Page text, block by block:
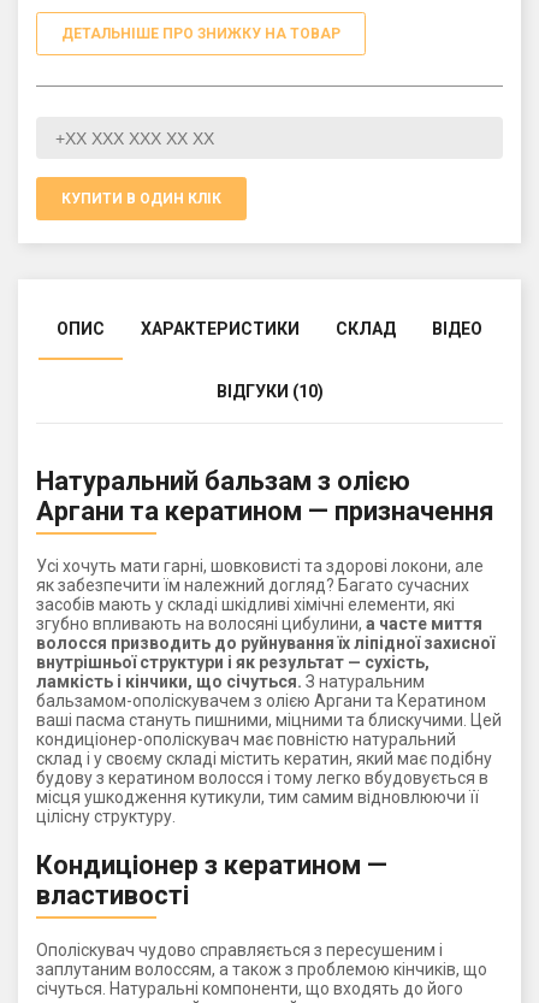
ДЕТАЛЬНІШЕ ПРО ЗНИЖКУ НА ТОВАР
КУПИТИ В ОДИН КЛІК
ОПИС ХАРАКТЕРИСТИКИ СКЛАД ВІДЕО
ВІДГУКИ (10)
Натуральний бальзам з олією
Аргани та кератином — призначення
Усі хочуть мати гарні, шовковисті та здорові локони, але
як забезпечити їм належний догляд? Багато сучасних
засобів мають у складі шкідливі хімічні елементи, які
згубно впливають на волосяні цибулини, а часте миття
волосся призводить до руйнування їх ліпідної захисної
внутрішньої структури і як результат — сухість,
ламкість і кінчики, що січуться. З натуральним
бальзамом-ополіскувачем з олією Аргани та Кератином
ваші пасма стануть пишними, міцними та блискучими. Цей
кондиціонер-ополіскувач має повністю натуральний
склад і у своєму складі містить кератин, який має подібну
будову з кератином волосся і тому легко вбудовується в
місця ушкодження кутикули, тим самим відновлюючи її
цілісну структуру.
Кондиціонер з кератином —
властивості
Ополіскувач чудово справляється з пересушеним і
заплутаним волоссям, а також з проблемою кінчиків, що
січуться. Натуральні компоненти, що входять до його